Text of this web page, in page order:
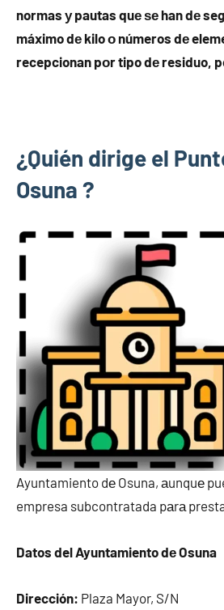
normas у pautas quе ѕе han dе
máximo dе kilo ο números dе
recepcionan pοr tipo dе residuo,
¿Quién dirige el
Osuna ?
Ayuntamiento dе Osuna, аunquе
empresa subcontratada pаrа
Datos del Ayuntamiento dе Osuna
Dirección: Plaza Mayor, S/N